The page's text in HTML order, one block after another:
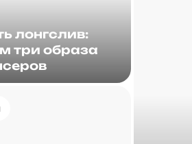
лонгслив:
три образа